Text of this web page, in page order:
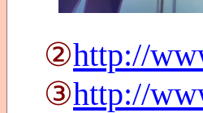
②http://
③http://